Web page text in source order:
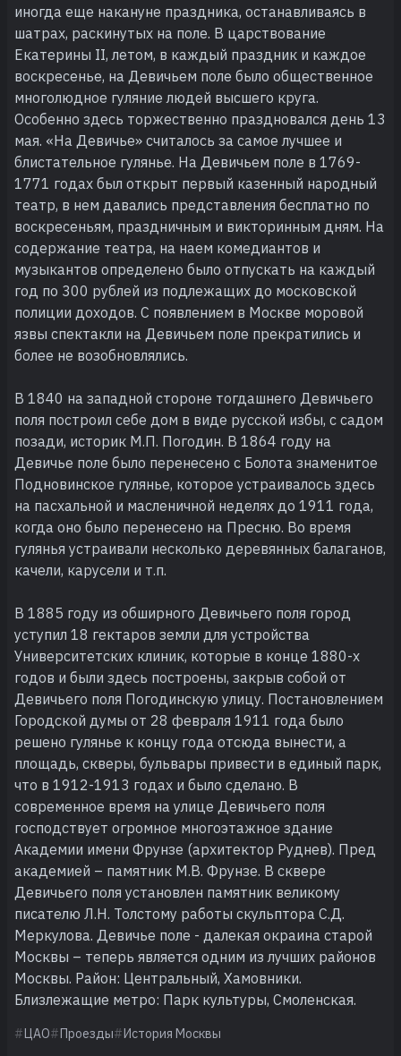
иногда еще накануне праздника, останавливаясь в
шатрах, раскинутых на поле. В царствование
Екатерины II, летом, в каждый праздник и каждое
воскресенье, на Девичьем поле было общественное
многолюдное гуляние людей высшего круга.
Особенно здесь торжественно праздновался день 13
мая. «На Девичье» считалось за самое лучшее и
блистательное гулянье. На Девичьем поле в 1769-
1771 годах был открыт первый казенный народный
театр, в нем давались представления бесплатно по
воскресеньям, праздничным и викторинным дням. На
содержание театра, на наем комедиантов и
музыкантов определено было отпускать на каждый
год по 300 рублей из подлежащих до московской
полиции доходов. С появлением в Москве моровой
язвы спектакли на Девичьем поле прекратились и
более не возобновлялись.
В 1840 на западной стороне тогдашнего Девичьего
поля построил себе дом в виде русской избы, с садом
позади, историк М.П. Погодин. В 1864 году на
Девичье поле было перенесено с Болота знаменитое
Подновинское гулянье, которое устраивалось здесь
на пасхальной и масленичной неделях до 1911 года,
когда оно было перенесено на Пресню. Во время
гулянья устраивали несколько деревянных балаганов,
качели, карусели и т.п.
В 1885 году из обширного Девичьего поля город
уступил 18 гектаров земли для устройства
Университетских клиник, которые в конце 1880-х
годов и были здесь построены, закрыв собой от
Девичьего поля Погодинскую улицу. Постановлением
Городской думы от 28 февраля 1911 года было
решено гулянье к концу года отсюда вынести, а
площадь, скверы, бульвары привести в единый парк,
что в 1912-1913 годах и было сделано. В
современное время на улице Девичьего поля
господствует огромное многоэтажное здание
Академии имени Фрунзе (архитектор Руднев). Пред
академией – памятник М.В. Фрунзе. В сквере
Девичьего поля установлен памятник великому
писателю Л.Н. Толстому работы скульптора С.Д.
Меркулова. Девичье поле - далекая окраина старой
Москвы – теперь является одним из лучших районов
Москвы. Район: Центральный, Хамовники.
Близлежащие метро: Парк культуры, Смоленская.
ЦАО Проезды История Москвы